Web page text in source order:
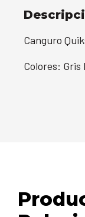
Canguro
Colores: